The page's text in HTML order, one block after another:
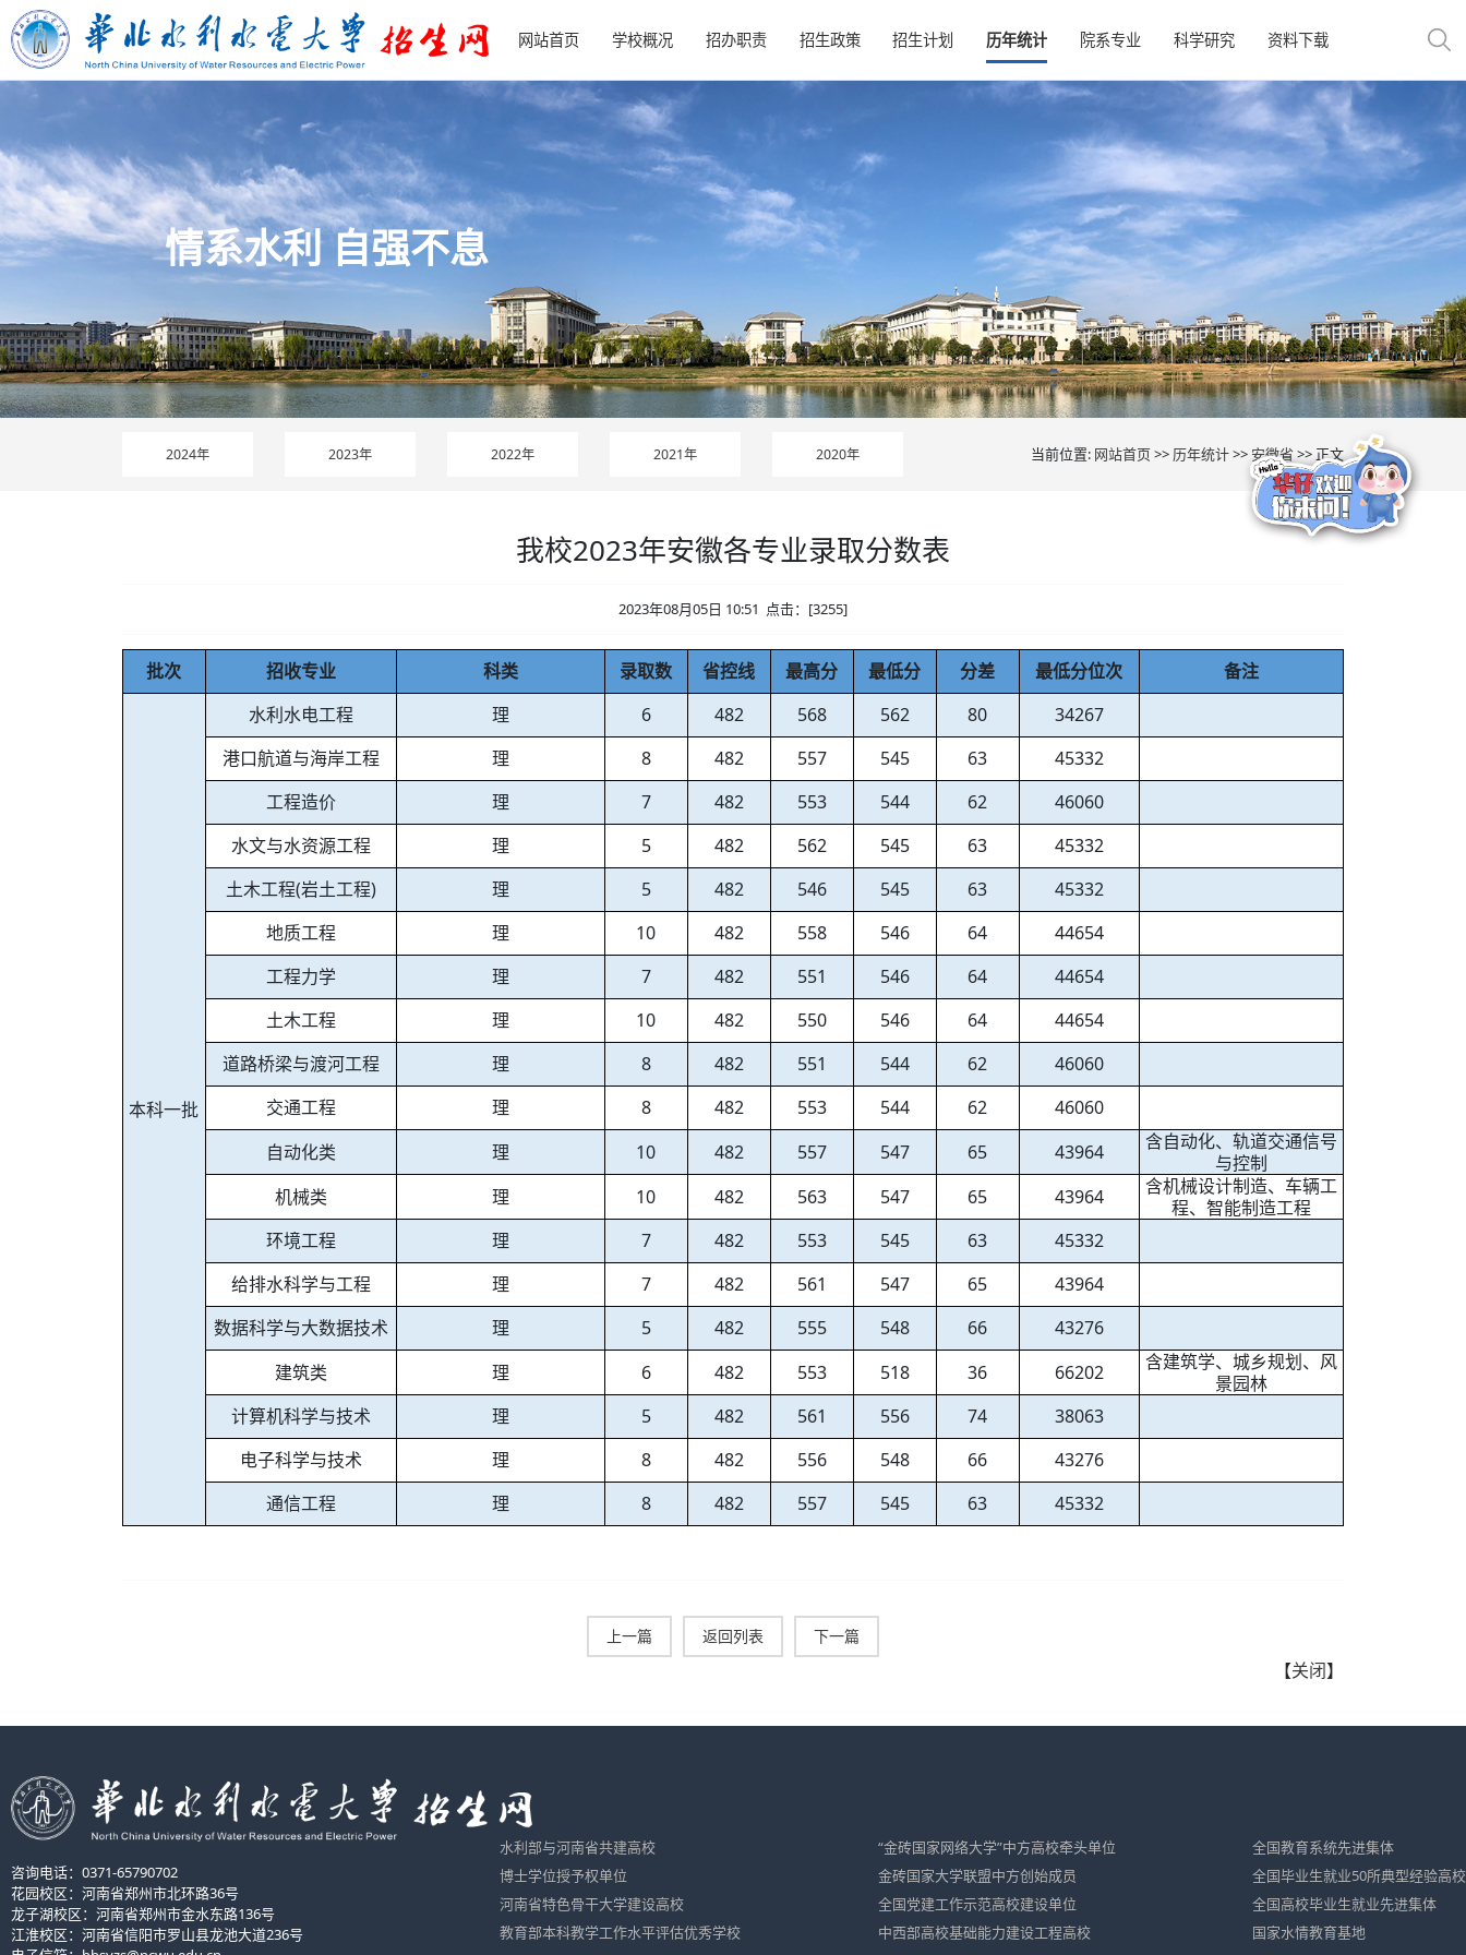
网站首页 学校概况 招办职责 招生政策 招生计划 历年统计 院系专业 科学研究 资料下载
情系水利 自强不息
2024年 2023年 2022年 2021年 2020年 当前位置: 网站首页>> 历年统计>> 安徽省 >> 正文
我校2023年安徽各专业录取分数表
2023年08月05日 10:51 点击：[3255]
批次 招收专业 科类 录取数 省控线 最高分 最低分 分差 最低分位次 备注
本科一批
水利水电工程 理 6 482 568 562 80
34267
港口航道与海岸工程
理 8 482 557 545 63
45332
工程造价
理 7 482 553 544 62
46060
水文与水资源工程
理 5 482 562 545 63
45332
土木工程(岩土工程)
理 5 482 546 545 63
45332
地质工程
理 10 482 558 546 64
44654
工程力学
理 7 482 551 546 64
44654
土木工程
理 10 482 550 546 64
44654
道路桥梁与渡河工程
理 8 482 551 544 62
46060
交通工程
理 8 482 553 544 62
46060
自动化类
理 10 482 557 547 65 43964
含自动化、轨道交通信号
与控制
机械类
理 10 482 563 547 65 43964
含机械设计制造、车辆工
程、智能制造工程
环境工程
理 7 482 553 545 63
45332
给排水科学与工程
理 7 482 561 547 65
43964
数据科学与大数据技术
理 5 482 555 548 66
43276
建筑类
理 6 482 553 518 36 66202
含建筑学、城乡规划、风
景园林
计算机科学与技术
理 5 482 561 556 74
38063
电子科学与技术
理 8 482 556 548 66
43276
通信工程
理 8 482 557 545 63 45332
上一篇 返回列表 下一篇
【关闭】
咨询电话：0371-65790702
花园校区：河南省郑州市北环路36号
龙子湖校区：河南省郑州市金水东路136号
江淮校区：河南省信阳市罗山县龙池大道236号
水利部与河南省共建高校
博士学位授予权单位
河南省特色骨干大学建设高校
教育部本科教学工作水平评估优秀学校
“金砖国家网络大学”中方高校牵头单位
金砖国家大学联盟中方创始成员
全国党建工作示范高校建设单位
中西部高校基础能力建设工程高校
全国教育系统先进集体
全国毕业生就业50所典型经验高校
全国高校毕业生就业先进集体
国家水情教育基地